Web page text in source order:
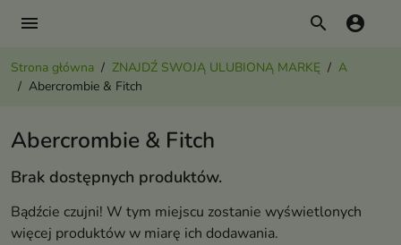
menu search account_circle
Strona główna ZNAJDŹ SWOJĄ ULUBIONĄ MARKĘ
A
Abercrombie & Fitch
Abercrombie & Fitch
Brak dostępnych produktów.
Bądźcie czujni! W tym miejscu zostanie wyświetlonych
więcej produktów w miarę ich dodawania.